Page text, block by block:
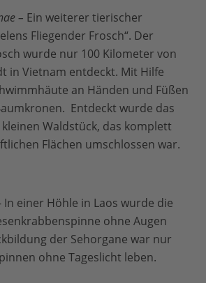
– Ein weiterer tierischer
Fliegender Frosch“. Der
wurde nur 100 Kilometer von
in Vietnam entdeckt. Mit Hilfe
an Händen und Füßen
Entdeckt wurde das
Waldstück, das komplett
Flächen umschlossen war.
In einer Höhle in Laos wurde die
ohne Augen
der Sehorgane war nur
ohne Tageslicht leben.